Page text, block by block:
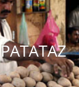
PATATAZ